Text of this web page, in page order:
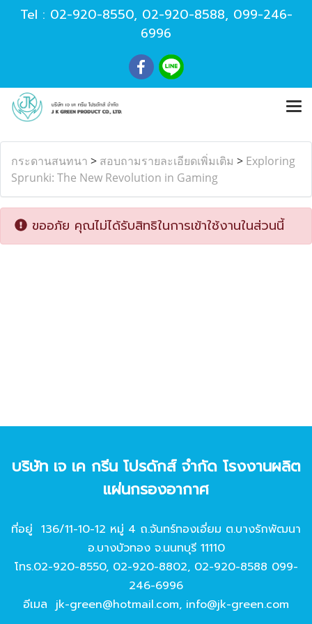
Tel : 02-920-8550, 02-920-8588, 099-246-
6996
กระดานสนทนา > สอบถามรายละเอียดเพิ่มเติม > Exploring
Sprunki: The New Revolution in Gaming
ขออภัย คุณไม่ได้รับสิทธิในการเข้าใช้งานในส่วนนี้
บริษัท เจ เค กรีน โปรดักส์ จํากัด โรงงานผลิต
แผ่นกรองอากาศ
ที่อยู่ 136/11-10-12 หมู่ 4 ถ.จันทร์ทองเอี่ยม ต.บางรักพัฒนา
อ.บางบัวทอง จ.นนทบุรี 11110
โทร.02-920-8550, 02-920-8802, 02-920-8588 099-
246-6996
อีเมล jk-green@hotmail.com, info@jk-green.com